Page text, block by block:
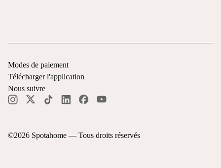
©2026 Spotahome — Tous droits réservés
Modes de paiement
Télécharger l'application
Nous suivre